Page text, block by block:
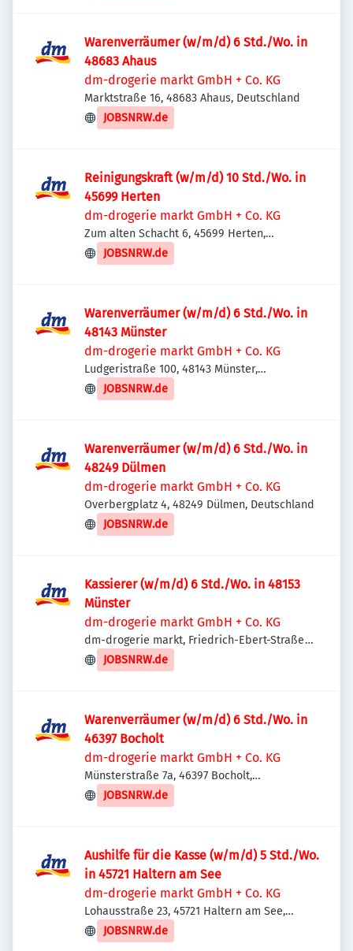
Warenverräumer (w/m/d) 6 Std./Wo. in
48683 Ahaus
dm-drogerie markt GmbH + Co. KG
Marktstraße 16, 48683 Ahaus, Deutschland
JOBSNRW.de
Reinigungskraft (w/m/d) 10 Std./Wo. in
45699 Herten
dm-drogerie markt GmbH + Co. KG
Zum alten Schacht 6, 45699 Herten,
Deutschland
JOBSNRW.de
Warenverräumer (w/m/d) 6 Std./Wo. in
48143 Münster
dm-drogerie markt GmbH + Co. KG
Ludgeristraße 100, 48143 Münster,
Deutschland
JOBSNRW.de
Warenverräumer (w/m/d) 6 Std./Wo. in
48249 Dülmen
dm-drogerie markt GmbH + Co. KG
Overbergplatz 4, 48249 Dülmen, Deutschland
JOBSNRW.de
Kassierer (w/m/d) 6 Std./Wo. in 48153
Münster
dm-drogerie markt GmbH + Co. KG
dm-drogerie markt, Friedrich-Ebert-Straße
145-147, 48153 Münster, Deutschland
JOBSNRW.de
Warenverräumer (w/m/d) 6 Std./Wo. in
46397 Bocholt
dm-drogerie markt GmbH + Co. KG
Münsterstraße 7a, 46397 Bocholt,
Deutschland
JOBSNRW.de
Aushilfe für die Kasse (w/m/d) 5 Std./Wo.
in 45721 Haltern am See
dm-drogerie markt GmbH + Co. KG
Lohausstraße 23, 45721 Haltern am See,
Deutschland
JOBSNRW.de